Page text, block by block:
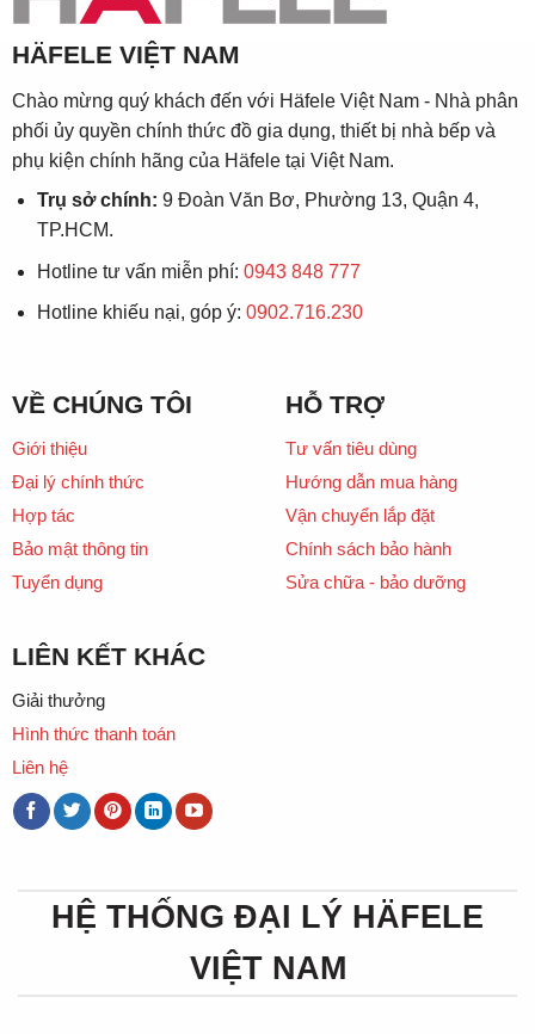
HÄFELE VIỆT NAM
Chào mừng quý khách đến với Häfele Việt Nam - Nhà phân
phối ủy quyền chính thức đồ gia dụng, thiết bị nhà bếp và
phụ kiện chính hãng của Häfele tại Việt Nam.
Trụ sở chính: 9 Đoàn Văn Bơ, Phường 13, Quận 4,
TP.HCM.
Hotline tư vấn miễn phí: 0943 848 777
Hotline khiếu nại, góp ý: 0902.716.230
VỀ CHÚNG TÔI
Giới thiệu
Đại lý chính thức
Hợp tác
Bảo mật thông tin
Tuyển dụng
HỖ TRỢ
Tư vấn tiêu dùng
Hướng dẫn mua hàng
Vận chuyển lắp đặt
Chính sách bảo hành
Sửa chữa - bảo dưỡng
LIÊN KẾT KHÁC
Giải thưởng
Hình thức thanh toán
Liên hệ
HỆ THỐNG ĐẠI LÝ HÄFELE
VIỆT NAM